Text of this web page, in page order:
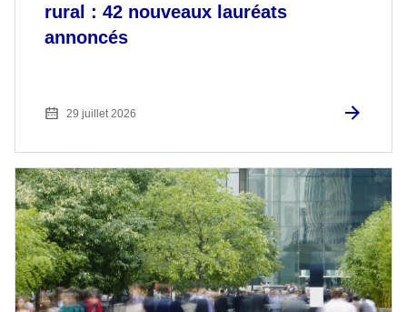
rural : 42 nouveaux lauréats
annoncés
29 juillet 2026